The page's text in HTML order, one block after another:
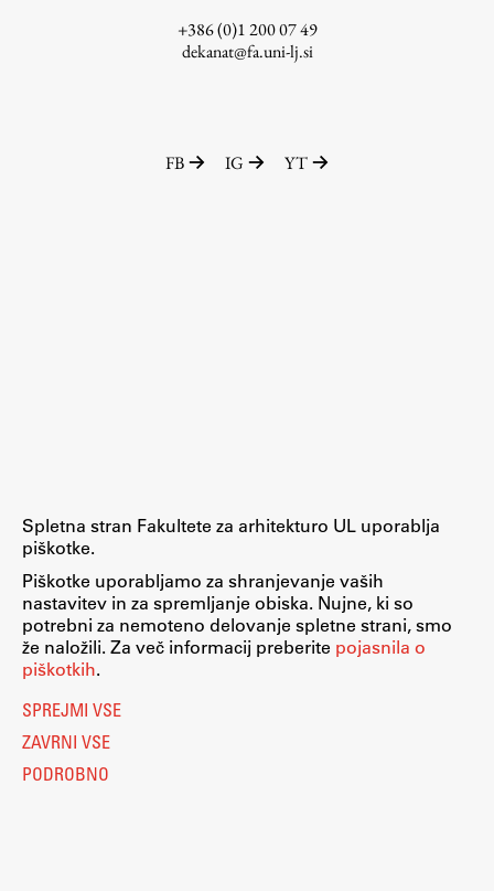
+386 (0)1 200 07 49
dekanat@fa.uni-lj.si
FB IG YT
Spletna stran Fakultete za arhitekturo UL uporablja
piškotke.
Piškotke uporabljamo za shranjevanje vaših
nastavitev in za spremljanje obiska. Nujne, ki so
potrebni za nemoteno delovanje spletne strani, smo
že naložili. Za več informacij preberite pojasnila o
piškotkih.
SPREJMI VSE
ZAVRNI VSE
PODROBNO